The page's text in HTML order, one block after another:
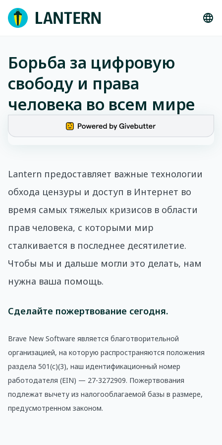
Борьба за цифровую
свободу и права
человека во всем мире
Lantern предоставляет важные технологии
обхода цензуры и доступ в Интернет во
время самых тяжелых кризисов в области
прав человека, с которыми мир
сталкивается в последнее десятилетие.
Чтобы мы и дальше могли это делать, нам
нужна ваша помощь.
Сделайте пожертвование сегодня.
Brave New Software является благотворительной
организацией, на которую распространяются положения
раздела 501(c)(3), наш идентификационный номер
работодателя (EIN) — 27-3272909. Пожертвования
подлежат вычету из налогооблагаемой базы в размере,
предусмотренном законом.